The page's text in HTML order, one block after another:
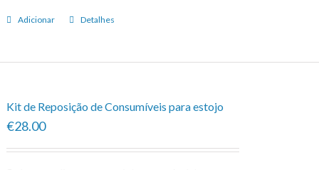
Adicionar Detalhes
Kit de Reposição de Consumíveis para estojo
€28.00